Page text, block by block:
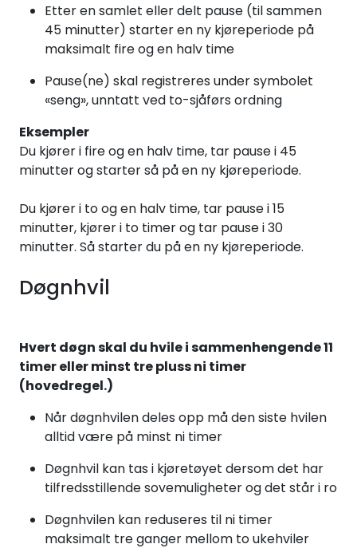
Etter en samlet eller delt pause (til sammen
45 minutter) starter en ny kjøreperiode på
maksimalt fire og en halv time
Pause(ne) skal registreres under symbolet
«seng», unntatt ved to-sjåførs ordning
Eksempler
Du kjører i fire og en halv time, tar pause i 45
minutter og starter så på en ny kjøreperiode.
Du kjører i to og en halv time, tar pause i 15
minutter, kjører i to timer og tar pause i 30
minutter. Så starter du på en ny kjøreperiode.
Døgnhvil
Hvert døgn skal du hvile i sammenhengende 11
timer eller minst tre pluss ni timer
(hovedregel.)
Når døgnhvilen deles opp må den siste hvilen
alltid være på minst ni timer
Døgnhvil kan tas i kjøretøyet dersom det har
tilfredsstillende sovemuligheter og det står i ro
Døgnhvilen kan reduseres til ni timer
maksimalt tre ganger mellom to ukehviler